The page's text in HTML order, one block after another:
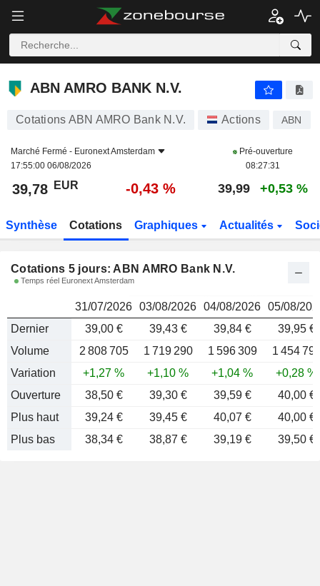
ABN AMRO BANK N.V. 39,78
ABN AMRO BANK N.V.
Cotations ABN AMRO Bank N.V. Actions ABN
Marché Fermé - Euronext Amsterdam
17:55:00 06/08/2026
Pré-ouverture
08:27:31
39,78 EUR -0,43 % 39,99 +0,53 %
Synthèse Cotations Graphiques Actualités
Cotations 5 jours: ABN AMRO Bank N.V.
Temps réel Euronext Amsterdam
31/07/2026 03/08/2026 04/08/2026 05/08/
Dernier
39,00 € 39,43 € 39,84 €
39,95 €
Volume
2 808 705 1 719 290 1 596 309
1 454
Variation
+1,27 % +1,10 % +1,04 %
+0,28 %
Ouverture
38,50 € 39,30 € 39,59 €
40,00 €
Plus haut
39,24 € 39,45 € 40,07 €
40,00 €
Plus bas
38,34 € 38,87 € 39,19 € 39,50 €